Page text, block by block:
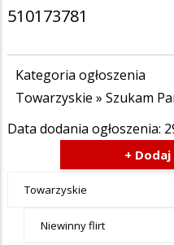
510173781
Kategoria ogłoszenia
Towarzyskie » Szukam
Data dodania ogłoszenia:
+ Dodaj
Ogłoszenia
menu-
Towarzyskie
Niewinny flirt